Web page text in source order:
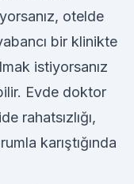
otelde
bir klinikte
istiyorsanız
Evde doktor
rahatsızlığı,
karıştığında